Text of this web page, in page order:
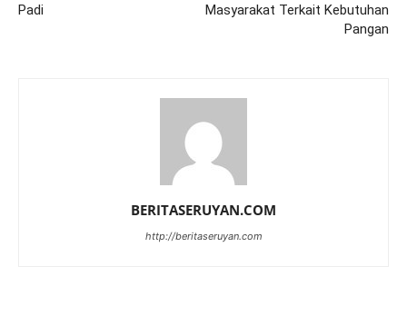
Padi
Masyarakat Terkait Kebutuhan
Pangan
BERITASERUYAN.COM
http://beritaseruyan.com